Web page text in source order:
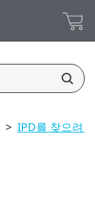
> IPD를 찾으려